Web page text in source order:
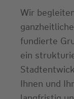
Wir
fundierte
ein
Ihnen und